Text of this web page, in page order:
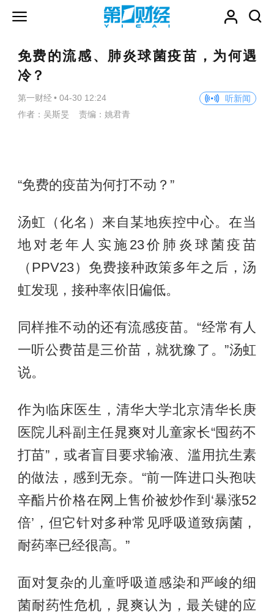
免费的流感、肺炎球菌疫苗，为何遇
冷？
第一财经 • 04-30 12:24
听新闻
作者：吴斯旻 责编：姚君青
“免费的疫苗为何打不动？”
汤虹（化名）来自某地疾控中心。在当
地对老年人实施23价肺炎球菌疫苗
（PPV23）免费接种政策多年之后，汤
虹发现，接种率依旧偏低。
同样推不动的还有流感疫苗。“经常有人
一听公费苗是三价苗，就犹豫了。”汤虹
说。
作为临床医生，清华大学北京清华长庚
医院儿科副主任晁爽对儿童家长“囤药不
打苗”，或者盲目要求输液、滥用抗生素
的做法，感到无奈。“前一阵进口头孢呋
辛酯片价格在网上售价被炒作到‘暴涨52
倍’，但它针对多种常见呼吸道致病菌，
耐药率已经很高。”
面对复杂的儿童呼吸道感染和严峻的细
菌耐药性危机，晁爽认为，最关键的应